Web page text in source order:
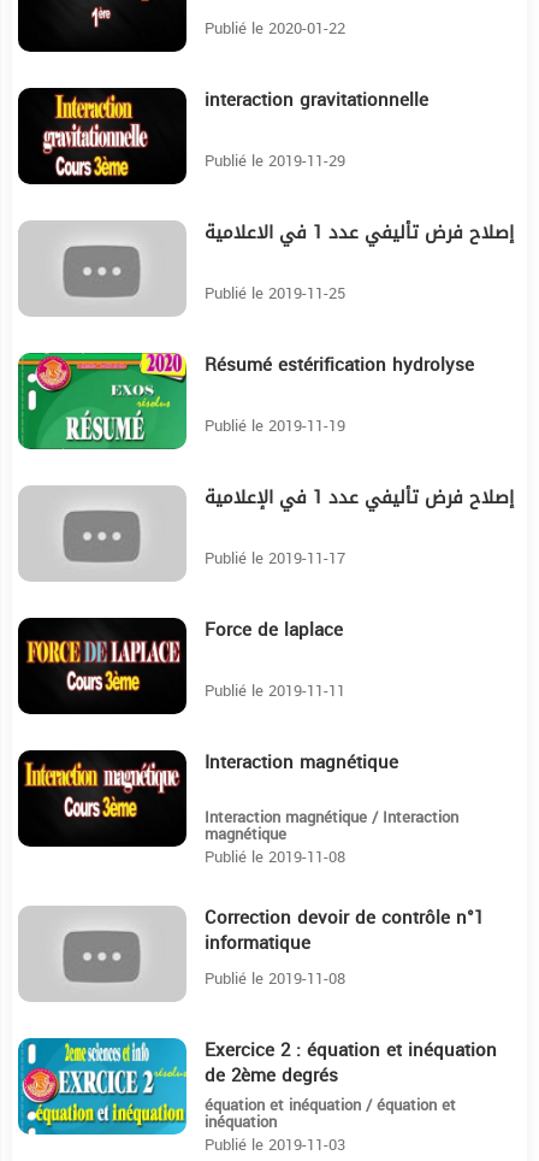
Publié le 2020-01-22
44:43 interaction gravitationnelle
Publié le 2019-11-29
إصلاح فرض تأليفي عدد 1 في الاعلامية
Publié le 2019-11-25
11:24 Résumé estérification hydrolyse
Publié le 2019-11-19
إصلاح فرض تأليفي عدد 1 في الإعلامية
Publié le 2019-11-17
Force de laplace
Publié le 2019-11-11
24:50 Interaction magnétique
Interaction magnétique / Interaction
magnétique
Publié le 2019-11-08
Correction devoir de contrôle n°1
informatique
Publié le 2019-11-08
11:20 Exercice 2 : équation et inéquation
de 2ème degrés
équation et inéquation / équation et
inéquation
Publié le 2019-11-03